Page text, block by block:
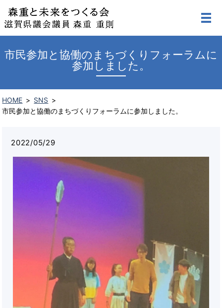
市民参加と協働のまちづくりフォーラムに
参加しました。
HOME
SNS
市民参加と協働のまちづくりフォーラムに参加しました。
2022/05/29